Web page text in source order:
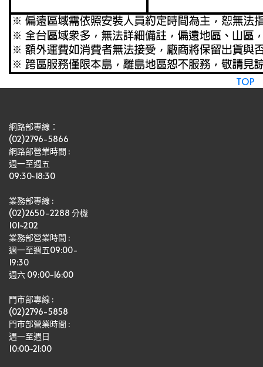
TOP
網路部專線：
(02)2796-5866
網路部營業時間 :
週一至週五
09:30~18:30
業務部專線 :
(02)2650-2288 分機
101~202
業務部營業時間 :
週一至週五09:00-
19:30
週六 09:00~16:00
門市部專線 :
(02)2796-5858
門市部營業時間 :
週一至週日
10:00~21:00